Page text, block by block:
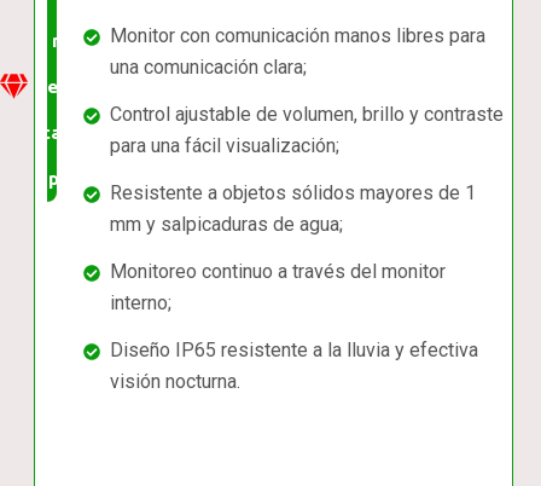
mejor
relación
calidad-
precio
Monitor con comunicación manos libres para
una comunicación clara;
Control ajustable de volumen, brillo y contraste
para una fácil visualización;
Resistente a objetos sólidos mayores de 1
mm y salpicaduras de agua;
Monitoreo continuo a través del monitor
interno;
Diseño IP65 resistente a la lluvia y efectiva
visión nocturna.